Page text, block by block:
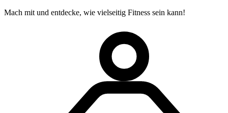
Mach mit und entdecke, wie vielseitig Fitness sein kann!